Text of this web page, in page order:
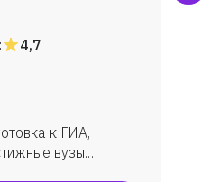
4,7
к ГИА,
вузы.